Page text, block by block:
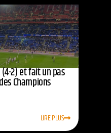
(4-2) et fait un pas
Champions
LIRE PLUS